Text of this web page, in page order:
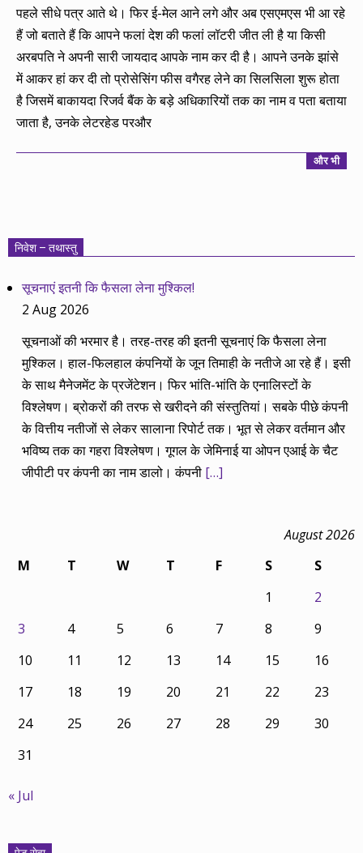
26
पहले सीधे पत्र आते थे। फिर ई-मेल आने लगे और अब एसएमएस भी आ रहे
हैं जो बताते हैं कि आपने फलां देश की फलां लॉटरी जीत ली है या किसी
अरबपति ने अपनी सारी जायदाद आपके नाम कर दी है। आपने उनके झांसे
में आकर हां कर दी तो प्रोसेसिंग फीस वगैरह लेने का सिलसिला शुरू होता
है जिसमें बाकायदा रिजर्व बैंक के बड़े अधिकारियों तक का नाम व पता बताया
जाता है, उनके लेटरहेड परऔर
और भी
निवेश – तथास्तु
सूचनाएं इतनी कि फैसला लेना मुश्किल!
2 Aug 2026
सूचनाओं की भरमार है। तरह-तरह की इतनी सूचनाएं कि फैसला लेना
मुश्किल। हाल-फिलहाल कंपनियों के जून तिमाही के नतीजे आ रहे हैं। इसी
के साथ मैनेजमेंट के प्रजेंटेशन। फिर भांति-भांति के एनालिस्टों के
विश्लेषण। ब्रोकरों की तरफ से खरीदने की संस्तुतियां। सबके पीछे कंपनी
के वित्तीय नतीजों से लेकर सालाना रिपोर्ट तक। भूत से लेकर वर्तमान और
भविष्य तक का गहरा विश्लेषण। गूगल के जेमिनाई या ओपन एआई के चैट
जीपीटी पर कंपनी का नाम डालो। कंपनी […]
August 2026
M
T W T F S
S
1
2
3
4 5 6 7 8
9
10
11 12 13 14 15
16
17
18 19 20 21 22
23
24
25 26 27 28 29
30
31
« Jul